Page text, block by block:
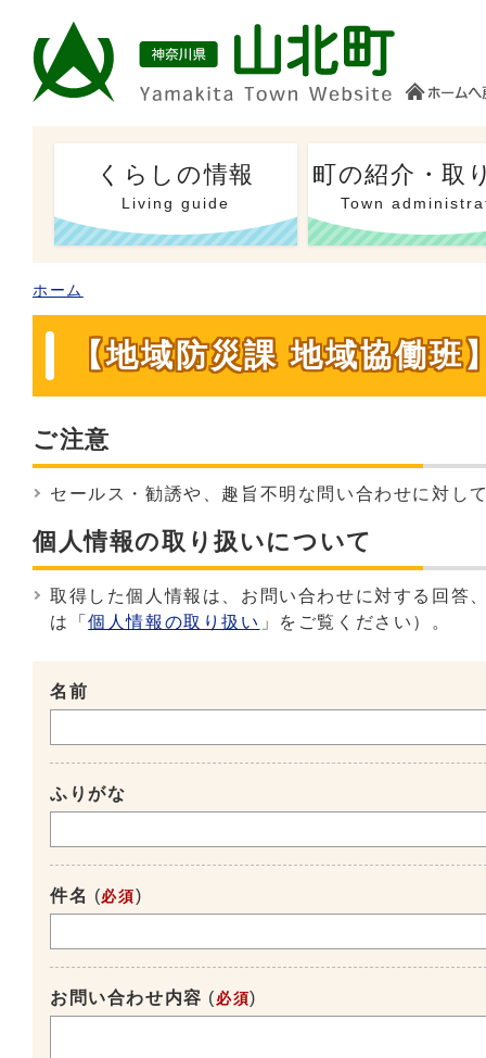
くらしの情報
Living guide
町の紹介・取
Town
ホーム
【地域防災課 地域協働班
ご注意
セールス・勧誘や、趣旨不明な問い合わせに対し
個人情報の取り扱いについて
取得した個人情報は、お問い合わせに対する回答
は「個人情報の取り扱い 」をご覧ください）。
名前
ふりがな
件名 (必須)
お問い合わせ内容 ( 必須)